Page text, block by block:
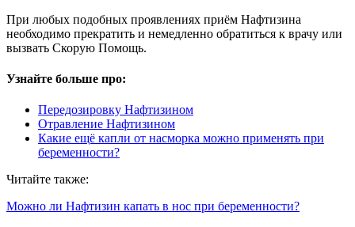
При любых подобных проявлениях приём Нафтизина
необходимо прекратить и немедленно обратиться к врачу или
вызвать Скорую Помощь.
Узнайте больше про:
Передозировку Нафтизином
Отравление Нафтизином
Какие ещё капли от насморка можно применять при
беременности?
Читайте также:
Можно ли Нафтизин капать в нос при беременности?